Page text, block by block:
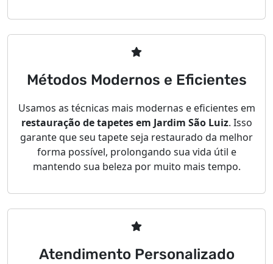
Métodos Modernos e Eficientes
Usamos as técnicas mais modernas e eficientes em
restauração de tapetes em Jardim São Luiz. Isso
garante que seu tapete seja restaurado da melhor
forma possível, prolongando sua vida útil e
mantendo sua beleza por muito mais tempo.
Atendimento Personalizado